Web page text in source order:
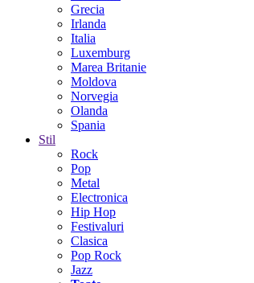
Grecia
Irlanda
Italia
Luxemburg
Marea Britanie
Moldova
Norvegia
Olanda
Spania
Stil
Rock
Pop
Metal
Electronica
Hip Hop
Festivaluri
Clasica
Pop Rock
Jazz